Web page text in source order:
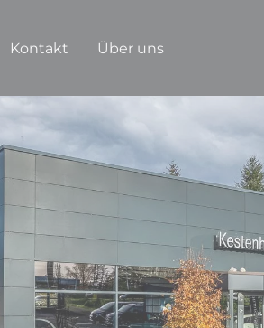
Kontakt Über uns